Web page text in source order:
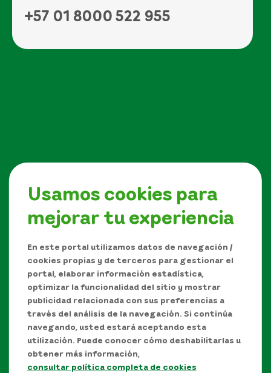
Usamos cookies para
mejorar tu experiencia
En este portal utilizamos datos de navegación /
cookies propias y de terceros para gestionar el
portal, elaborar información estadística,
optimizar la funcionalidad del sitio y mostrar
publicidad relacionada con sus preferencias a
través del análisis de la navegación. Si continúa
navegando, usted estará aceptando esta
utilización. Puede conocer cómo deshabilitarlas u
obtener más información,
consultar política completa de cookies
+57 01 8000 522 955
Síguenos en